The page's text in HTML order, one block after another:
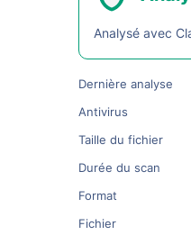
Analysé avec
Dernière analyse
Antivirus
Taille du fichier
Durée du scan
Format
Fichier